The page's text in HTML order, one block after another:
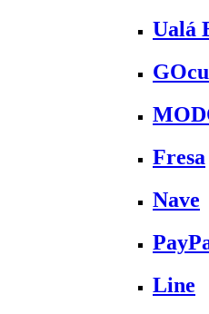
Ualá
Fresa
Nave
Line